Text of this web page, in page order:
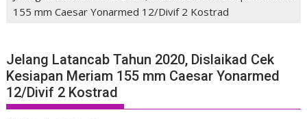
155 mm Caesar Yonarmed 12/Divif 2 Kostrad
Jelang Latancab Tahun 2020, Dislaikad Cek
Kesiapan Meriam 155 mm Caesar Yonarmed
12/Divif 2 Kostrad